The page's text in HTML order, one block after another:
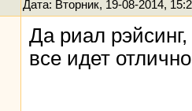
Дата: Вторник, 19-08-2014,
Да риал
все идет